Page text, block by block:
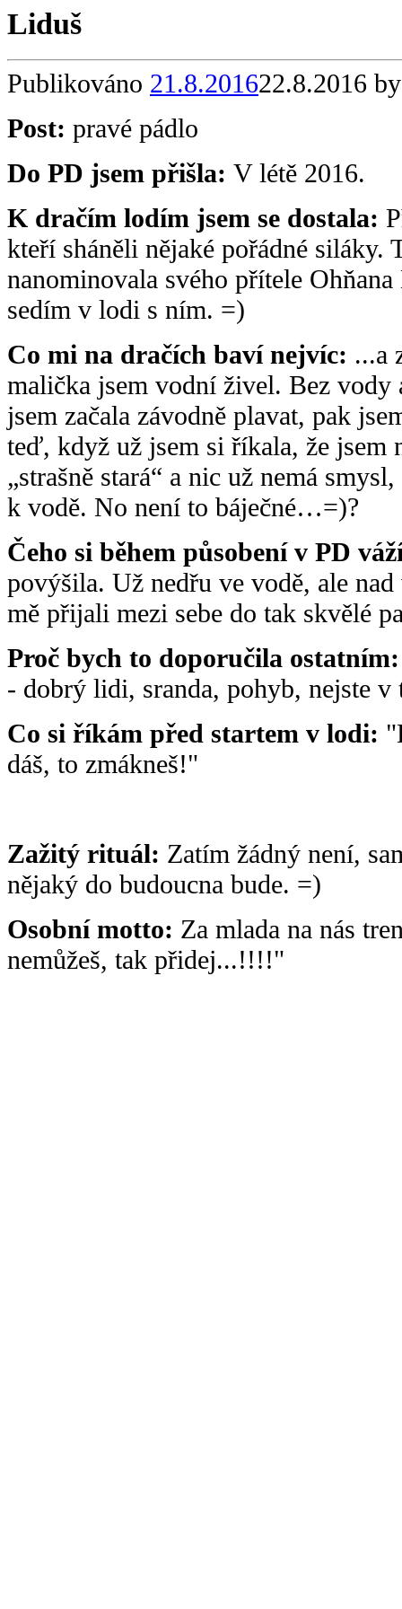
Liduš
Publikováno 21.8.201622.8.2016 by
Post: pravé pádlo
Do PD jsem přišla: V létě 2016.
K dračím lodím jsem se dostala:
kteří sháněli nějaké pořádné siláky.
nanominovala svého přítele
sedím v lodi s ním. =)
Co mi na dračích baví nejvíc: ...a
malička jsem vodní živel. Bez vody
jsem začala závodně plavat, pak
teď, když už jsem si říkala, že jsem
„strašně stará“ a nic už nemá
k vodě. No není to báječné…=)?
Čeho si během působení v PD
povýšila. Už nedřu ve vodě, ale
mě přijali mezi sebe do tak skvělé
Proč bych to doporučila ostatním:
- dobrý lidi, sranda, pohyb, nejste v
Co si říkám před startem v lodi:
dáš, to zmákneš!"
Zažitý rituál: Zatím žádný není,
nějaký do budoucna bude. =)
Osobní motto: Za mlada na nás
nemůžeš, tak přidej...!!!!"